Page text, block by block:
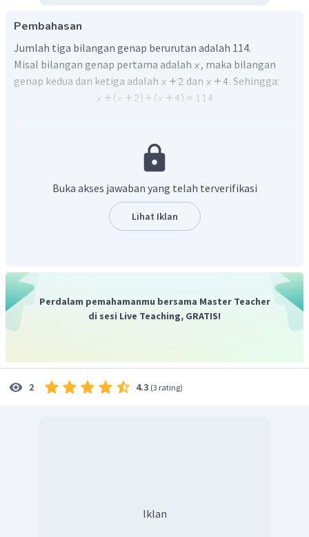
Pembahasan
Jumlah tiga bilangan genap berurutan adalah 114.
Misal bilangan genap pertama adalah
, maka bilangan
genap kedua dan ketiga adalah
dan . Sehingga:
sehingga bilangan genap pertamaadalah
Oleh karena itu, jawaban yang benar adalah C.
Buka akses jawaban yang telah terverifikasi
Lihat Iklan
Perdalam pemahamanmu bersama Master Teacher
di sesi Live Teaching, GRATIS!
2 4.3 (3 rating)
Iklan